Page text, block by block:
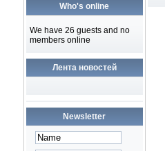
Who's online
We have 26 guests and no
members online
Лента новостей
Newsletter